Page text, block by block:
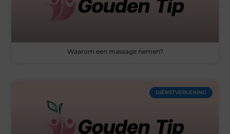
Waarom een massage nemen?
DIENSTVERLENING